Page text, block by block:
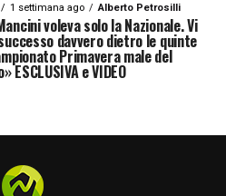
1 settimana ago Alberto Petrosilli
voleva solo la Nazionale. Vi
davvero dietro le quinte
Primavera male del
ESCLUSIVA e VIDEO